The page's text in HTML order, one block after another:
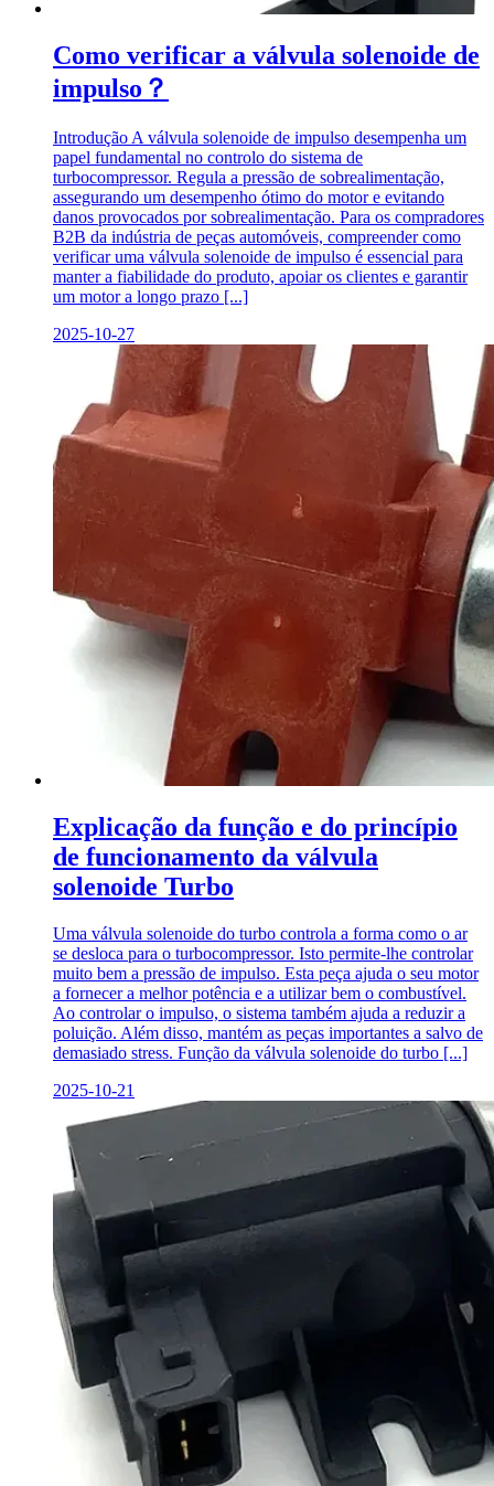
Como verificar a válvula solenoide de
impulso？
Introdução A válvula solenoide de impulso desempenha um
papel fundamental no controlo do sistema de
turbocompressor. Regula a pressão de sobrealimentação,
assegurando um desempenho ótimo do motor e evitando
danos provocados por sobrealimentação. Para os compradores
B2B da indústria de peças automóveis, compreender como
verificar uma válvula solenoide de impulso é essencial para
manter a fiabilidade do produto, apoiar os clientes e garantir
um motor a longo prazo [...]
2025-10-27
Explicação da função e do princípio
de funcionamento da válvula
solenoide Turbo
Uma válvula solenoide do turbo controla a forma como o ar
se desloca para o turbocompressor. Isto permite-lhe controlar
muito bem a pressão de impulso. Esta peça ajuda o seu motor
a fornecer a melhor potência e a utilizar bem o combustível.
Ao controlar o impulso, o sistema também ajuda a reduzir a
poluição. Além disso, mantém as peças importantes a salvo de
demasiado stress. Função da válvula solenoide do turbo [...]
2025-10-21